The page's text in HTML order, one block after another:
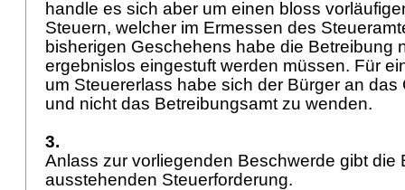
handle es sich aber um einen bloss
Steuern, welcher im Ermessen des
bisherigen Geschehens habe die Betreibung
ergebnislos eingestuft werden müssen. Für
um Steuererlass habe sich der Bürger an
und nicht das Betreibungsamt zu wenden.
3.
Anlass zur vorliegenden Beschwerde gibt die
ausstehenden Steuerforderung.